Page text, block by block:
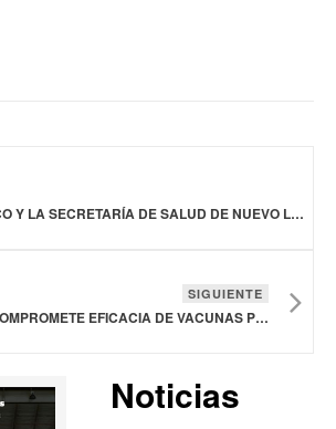
ROCHE MÉXICO Y LA SECRETARÍA DE SALUD DE NUEVO LEÓN IMPULSAN EL USO DE INTELIGENCIA ARTIFICIAL PARA DETECTAR CÁNCER DE MAMA
SIGUIENTE
CALOR EXTREMO COMPROMETE EFICACIA DE VACUNAS POR FALLAS EN LA CADENA DE FRÍO
Noticias